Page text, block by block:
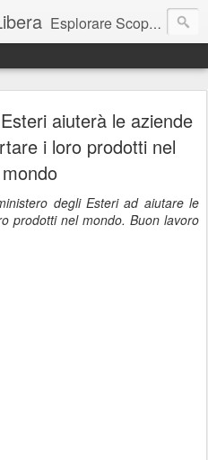
Esplorare Scoprire Creare
attualità
aiuterà le aziende
i loro prodotti nel
mondo
degli Esteri ad aiutare le
prodotti nel mondo. Buon lavoro